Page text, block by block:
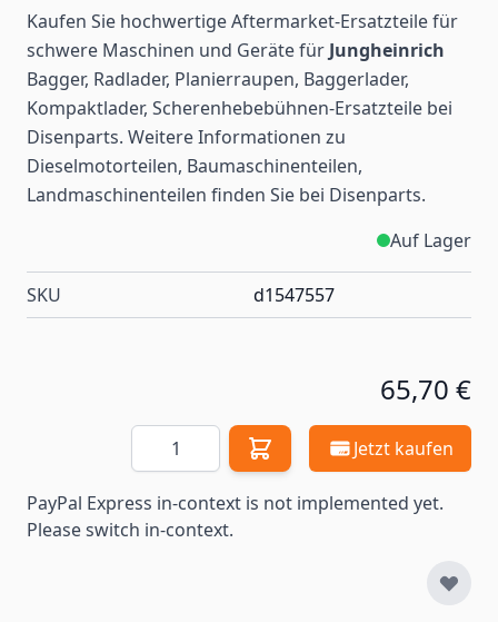
Kaufen Sie hochwertige Aftermarket-Ersatzteile für
schwere Maschinen und Geräte für Jungheinrich
Bagger, Radlader, Planierraupen, Baggerlader,
Kompaktlader, Scherenhebebühnen-Ersatzteile bei
Disenparts. Weitere Informationen zu
Dieselmotorteilen, Baumaschinenteilen,
Landmaschinenteilen finden Sie bei Disenparts.
Auf Lager
SKU d1547557
65,70 €
Menge Jetzt kaufen
PayPal Express in-context is not implemented yet.
Please switch in-context.